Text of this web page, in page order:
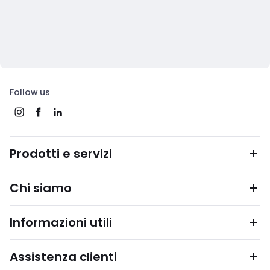
Follow us
Prodotti e servizi
Chi siamo
Informazioni utili
Assistenza clienti